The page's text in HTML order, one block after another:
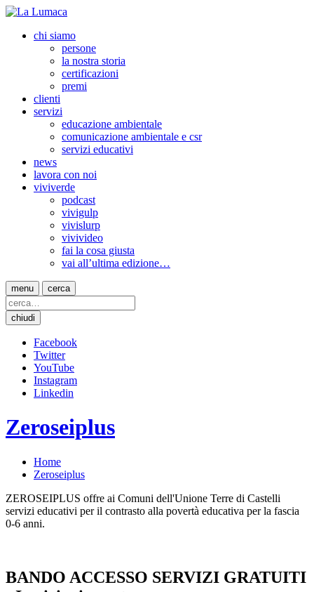
chi siamo
persone
la nostra storia
certificazioni
premi
clienti
servizi
educazione ambientale
comunicazione ambientale e csr
servizi educativi
news
lavora con noi
viviverde
podcast
vivigulp
vivislurp
vivivideo
fai la cosa giusta
vai all’ultima edizione…
menu cerca
chiudi
Facebook
Twitter
YouTube
Instagram
Linkedin
Zeroseiplus
Home
Zeroseiplus
ZEROSEIPLUS offre ai Comuni dell'Unione Terre di Castelli
servizi educativi per il contrasto alla povertà educativa per la fascia
0-6 anni.
BANDO ACCESSO SERVIZI GRATUITI